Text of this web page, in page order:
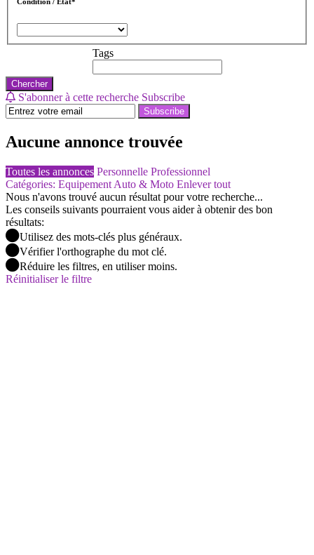
Tags
Chercher
S'abonner à cette recherche Subscribe
Subscribe
Aucune annonce trouvée
Toutes les annonces Personnelle Professionnel
Catégories: Equipement Auto & Moto Enlever tout
Nous n'avons trouvé aucun résultat pour votre recherche...
Les conseils suivants pourraient vous aider à obtenir des bon
résultats:
Utilisez des mots-clés plus généraux.
Vérifier l'orthographe du mot clé.
Réduire les filtres, en utiliser moins.
Réinitialiser le filtre